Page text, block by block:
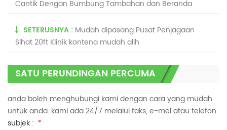
Cantik Dengan Bumbung Tambahan dan Beranda
SETERUSNYA : Mudah dipasang Pusat Penjagaan
Sihat 20ft Klinik kontena mudah alih
SATU PERUNDINGAN PERCUMA
anda boleh menghubungi kami dengan cara yang mudah
untuk anda. kami ada 24/7 melalui faks, e-mel atau telefon.
subjek : *